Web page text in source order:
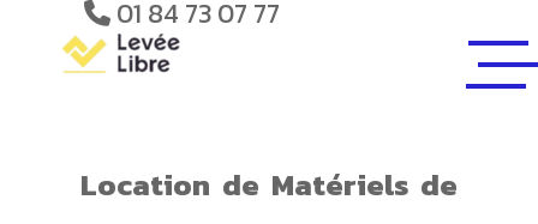
01 84 73 07 77
Location de Matériels de